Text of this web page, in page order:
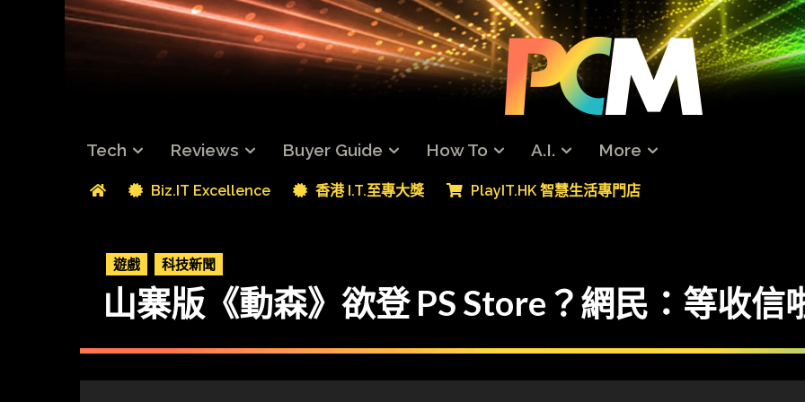
Tech Reviews Buyer Guide How To A.I. More
Biz.IT Excellence 香港 I.T.至專大獎 PlayIT.HK 智慧生活專門店
遊戲 科技新聞
山寨版《動森》欲登 PS Store？網民：等收信